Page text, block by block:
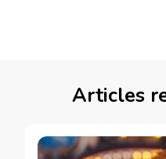
Articles